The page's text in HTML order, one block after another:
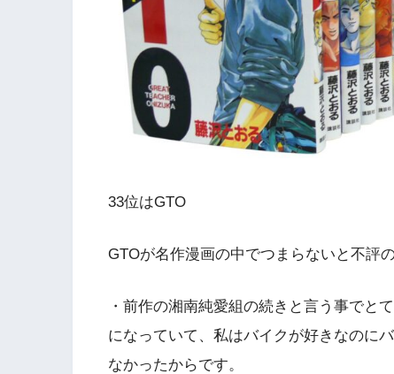
33位はGTO
GTOが名作漫画の中でつまらないと不評
・前作の湘南純愛組の続きと言う事でと
になっていて、私はバイクが好きなのに
なかったからです。